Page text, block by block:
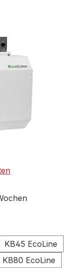
KB45 EcoLine
KB80 EcoLine